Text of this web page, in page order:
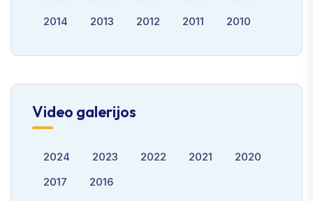
2014
2013 2012 2011 2010
Video galerijos
2024 2023 2022 2021
2020
2017
2016